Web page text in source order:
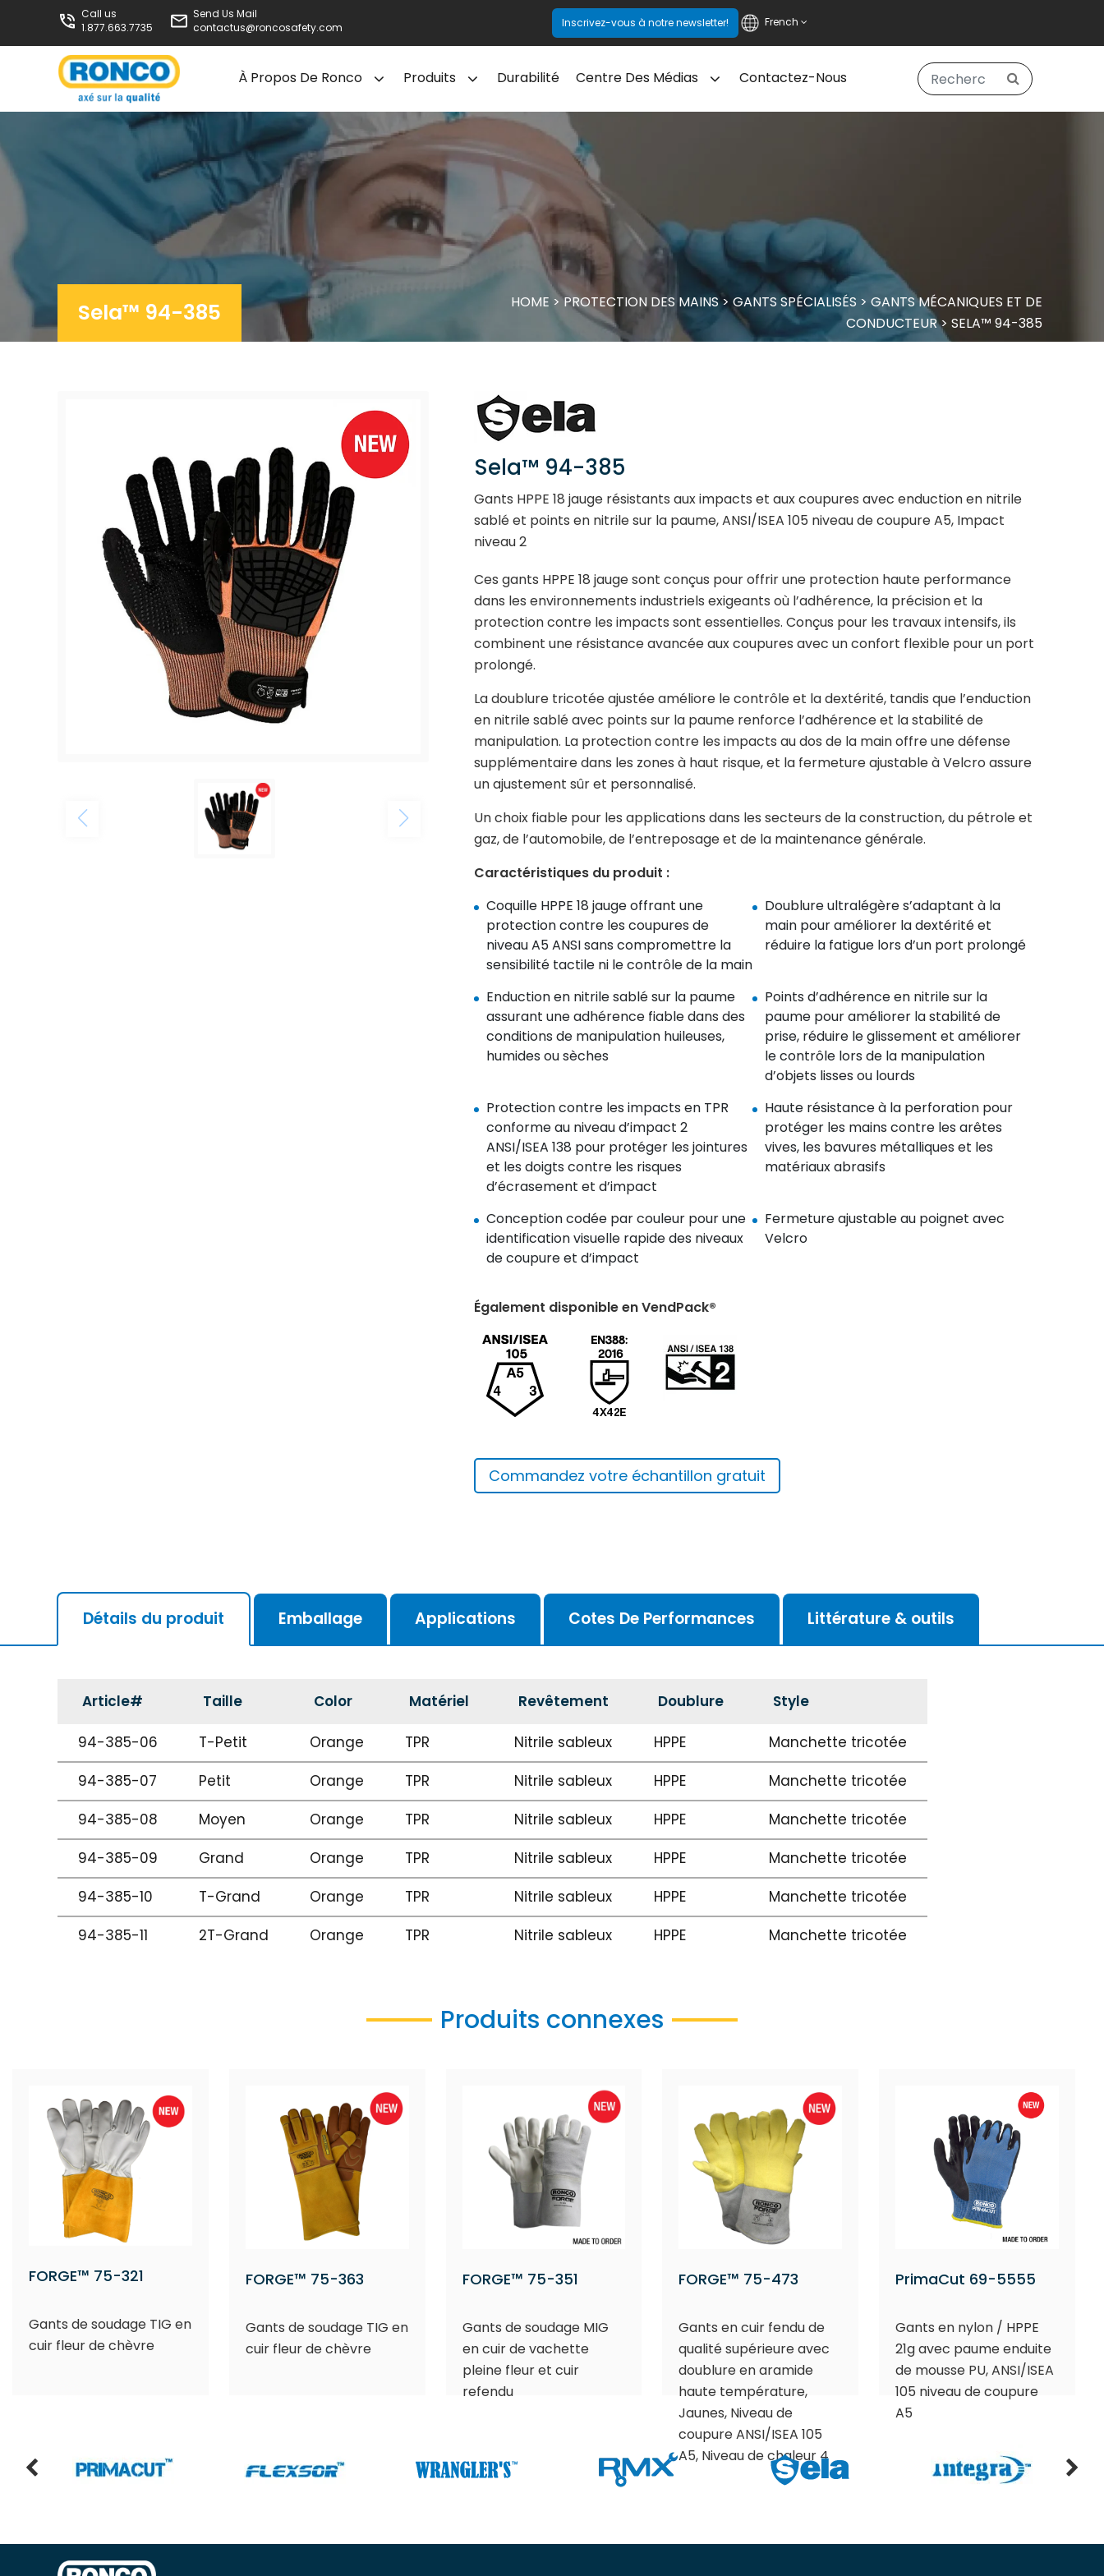
Call us
1.877.663.7735
Send Us Mail
contactus@roncosafety.com
Inscrivez-vous à notre newsletter! French
À Propos De Ronco Produits Durabilité Centre Des Médias Contactez-Nous
Sela™ 94-385 HOME >PROTECTION DES MAINS> GANTS SPÉCIALISÉS > GANTS MÉCANIQUES ET DE
CONDUCTEUR> SELA™ 94-385
Sela™ 94-385
Gants HPPE 18 jauge résistants aux impacts et aux coupures avec enduction en nitrile
sablé et points en nitrile sur la paume, ANSI/ISEA 105 niveau de coupure A5, Impact
niveau 2
Ces gants HPPE 18 jauge sont conçus pour offrir une protection haute performance
dans les environnements industriels exigeants où l’adhérence, la précision et la
protection contre les impacts sont essentielles. Conçus pour les travaux intensifs, ils
combinent une résistance avancée aux coupures avec un confort flexible pour un port
prolongé.
La doublure tricotée ajustée améliore le contrôle et la dextérité, tandis que l’enduction
en nitrile sablé avec points sur la paume renforce l’adhérence et la stabilité de
manipulation. La protection contre les impacts au dos de la main offre une défense
supplémentaire dans les zones à haut risque, et la fermeture ajustable à Velcro assure
un ajustement sûr et personnalisé.
Un choix fiable pour les applications dans les secteurs de la construction, du pétrole et
gaz, de l’automobile, de l’entreposage et de la maintenance générale.
Caractéristiques du produit :
Coquille HPPE 18 jauge offrant une
protection contre les coupures de
niveau A5 ANSI sans compromettre la
sensibilité tactile ni le contrôle de la main
Doublure ultralégère s’adaptant à la
main pour améliorer la dextérité et
réduire la fatigue lors d’un port prolongé
Enduction en nitrile sablé sur la paume
assurant une adhérence fiable dans des
conditions de manipulation huileuses,
humides ou sèches
Points d’adhérence en nitrile sur la
paume pour améliorer la stabilité de
prise, réduire le glissement et améliorer
le contrôle lors de la manipulation
d’objets lisses ou lourds
Protection contre les impacts en TPR
conforme au niveau d’impact 2
ANSI/ISEA 138 pour protéger les jointures
et les doigts contre les risques
d’écrasement et d’impact
Haute résistance à la perforation pour
protéger les mains contre les arêtes
vives, les bavures métalliques et les
matériaux abrasifs
Conception codée par couleur pour une
identification visuelle rapide des niveaux
de coupure et d’impact
Fermeture ajustable au poignet avec
Velcro
Également disponible en VendPack®
Commandez votre échantillon gratuit
Détails du produit Emballage Applications Cotes De Performances Littérature & outils
Article# Taille Color Matériel Revêtement Doublure Style
94-385-06 T-Petit Orange TPR Nitrile sableux HPPE
Manchette tricotée
94-385-07
Petit Orange TPR Nitrile sableux HPPE
Manchette tricotée
94-385-08
Moyen Orange TPR Nitrile sableux HPPE
Manchette tricotée
94-385-09
Grand Orange TPR Nitrile sableux HPPE
Manchette tricotée
94-385-10
T-Grand Orange TPR Nitrile sableux HPPE
Manchette tricotée
94-385-11
2T-Grand Orange TPR Nitrile sableux HPPE Manchette tricotée
Produits connexes
FORGE™ 75-321
Gants de soudage TIG en
cuir fleur de chèvre
FORGE™ 75-363
Gants de soudage TIG en
cuir fleur de chèvre
FORGE™ 75-351
Gants de soudage MIG
en cuir de vachette
pleine fleur et cuir
refendu
FORGE™ 75-473
Gants en cuir fendu de
qualité supérieure avec
doublure en aramide
haute température,
Jaunes, Niveau de
coupure ANSI/ISEA 105
A5, Niveau de chaleur 4
PrimaCut 69-5555
Gants en nylon / HPPE
21g avec paume enduite
de mousse PU, ANSI/ISEA
105 niveau de coupure
A5